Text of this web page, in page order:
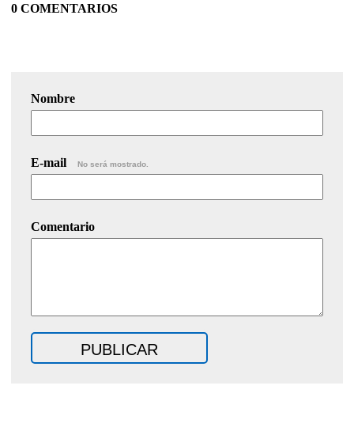
0 COMENTARIOS
Nombre
E-mail No será mostrado.
Comentario